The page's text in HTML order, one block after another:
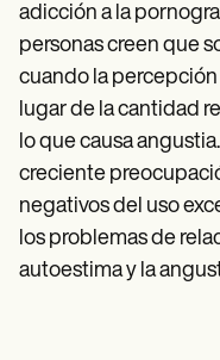
adicción a la
personas creen que
cuando la percepción
lugar de la cantidad
lo que causa
creciente
negativos del uso
los problemas de
autoestima y la